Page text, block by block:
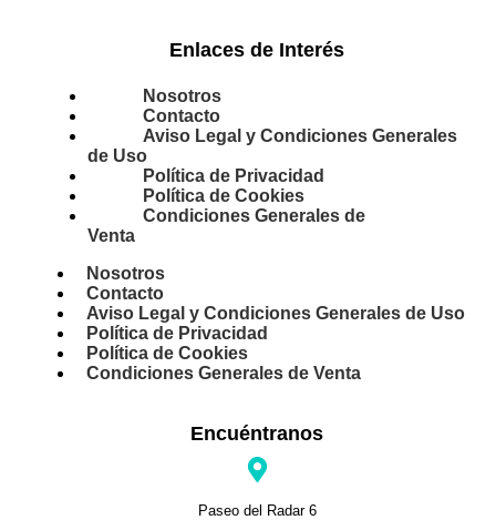
Enlaces de Interés
Nosotros
Contacto
Aviso Legal y Condiciones Generales
de Uso
Política de Privacidad
Política de Cookies
Condiciones Generales de
Venta
Nosotros
Contacto
Aviso Legal y Condiciones Generales de Uso
Política de Privacidad
Política de Cookies
Condiciones Generales de Venta
Encuéntranos
Paseo del Radar 6